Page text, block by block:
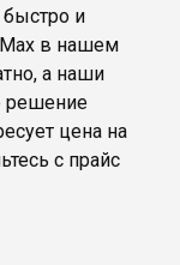
быстро и
Max в нашем
а наши
решение
цена на
с прайс